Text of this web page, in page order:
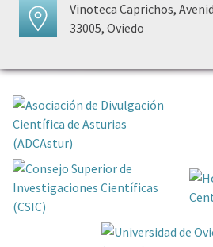
Vinoteca Caprichos,
33005, Oviedo